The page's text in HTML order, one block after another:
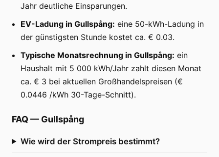
Jahr deutliche Einsparungen.
EV-Ladung in Gullspång: eine 50-kWh-Ladung in
der günstigsten Stunde kostet ca. € 0.03.
Typische Monatsrechnung in Gullspång: ein
Haushalt mit 5 000 kWh/Jahr zahlt diesen Monat
ca. € 3 bei aktuellen Großhandelspreisen (€
0.0446 /kWh 30-Tage-Schnitt).
FAQ — Gullspång
Wie wird der Strompreis bestimmt?